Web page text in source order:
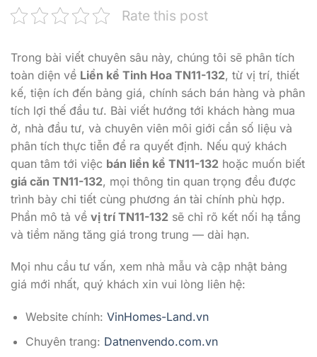
Rate this post
Trong bài viết chuyên sâu này, chúng tôi sẽ phân tích
toàn diện về Liền kề Tinh Hoa TN11-132, từ vị trí, thiết
kế, tiện ích đến bảng giá, chính sách bán hàng và phân
tích lợi thế đầu tư. Bài viết hướng tới khách hàng mua
ở, nhà đầu tư, và chuyên viên môi giới cần số liệu và
phân tích thực tiễn để ra quyết định. Nếu quý khách
quan tâm tới việc bán liền kề TN11-132 hoặc muốn biết
giá căn TN11-132, mọi thông tin quan trọng đều được
trình bày chi tiết cùng phương án tài chính phù hợp.
Phần mô tả về vị trí TN11-132 sẽ chỉ rõ kết nối hạ tầng
và tiềm năng tăng giá trong trung — dài hạn.
Mọi nhu cầu tư vấn, xem nhà mẫu và cập nhật bảng
giá mới nhất, quý khách xin vui lòng liên hệ:
Website chính: VinHomes-Land.vn
Chuyên trang: Datnenvendo.com.vn